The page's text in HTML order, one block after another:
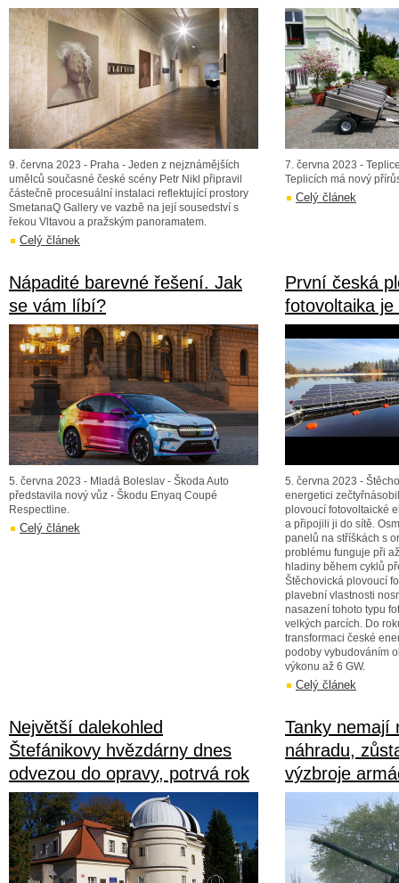
9. června 2023 - Praha - Jeden z nejznámějších
umělců současné české scény Petr Nikl připravil
částečně procesuální instalaci reflektující prostory
SmetanaQ Gallery ve vazbě na její sousedství s
řekou Vltavou a pražským panoramatem.
Celý článek
7. června 2023 -
Teplicích má nový
Celý článek
Nápadité barevné řešení. Jak
se vám líbí?
5. června 2023 - Mladá Boleslav - Škoda Auto
představila nový vůz - Škodu Enyaq Coupé
Respectline.
Celý článek
První česká
fotovoltaika
5. června 2023 -
energetici
plovoucí fotovoltaické
a připojili ji do sítě.
panelů na stříškách s
problému funguje při
hladiny během cyklů
Štěchovická plovoucí
plavební vlastnosti
nasazení tohoto typu
velkých parcích. Do
transformaci české
podoby vybudováním
výkonu až 6 GW.
Celý článek
Největší dalekohled
Štefánikovy hvězdárny dnes
odvezou do opravy, potrvá rok
Tanky nemají
náhradu,
výzbroje